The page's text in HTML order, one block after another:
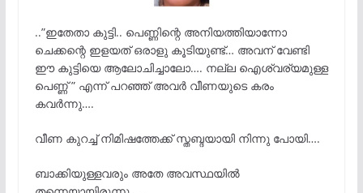
..”ഇതേതാ കുട്ടി.. പെണ്ണിന്റെ അനിയത്തിയാന്നോ
ചെക്കന്റെ ഇളയത് ഒരാളു കൂടിയുണ്ട്… അവന് വേണ്ടി
ഈ കുട്ടിയെ ആലോചിച്ചാലോ…. നല്ല ഐശ്വര്യമുള്ള
പെണ്ണ് ” എന്ന് പറഞ്ഞ് അവർ വീണയുടെ കരം
കവർന്നു….
വീണ കുറച്ച് നിമിഷത്തേക്ക് സ്തബ്ദയായി നിന്നു പോയി….
ബാക്കിയുള്ളവരും അതേ അവസ്ഥയിൽ